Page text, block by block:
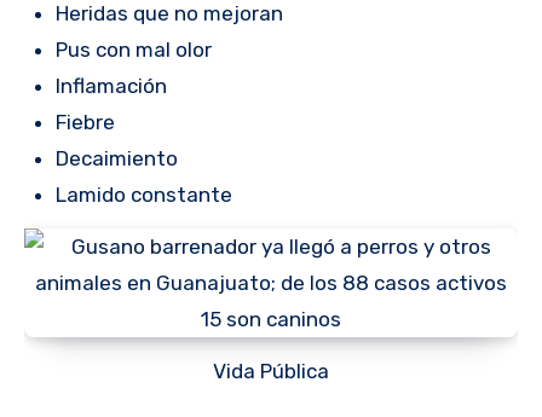
Heridas que no mejoran
Pus con mal olor
Inflamación
Fiebre
Decaimiento
Lamido constante
Vida Pública